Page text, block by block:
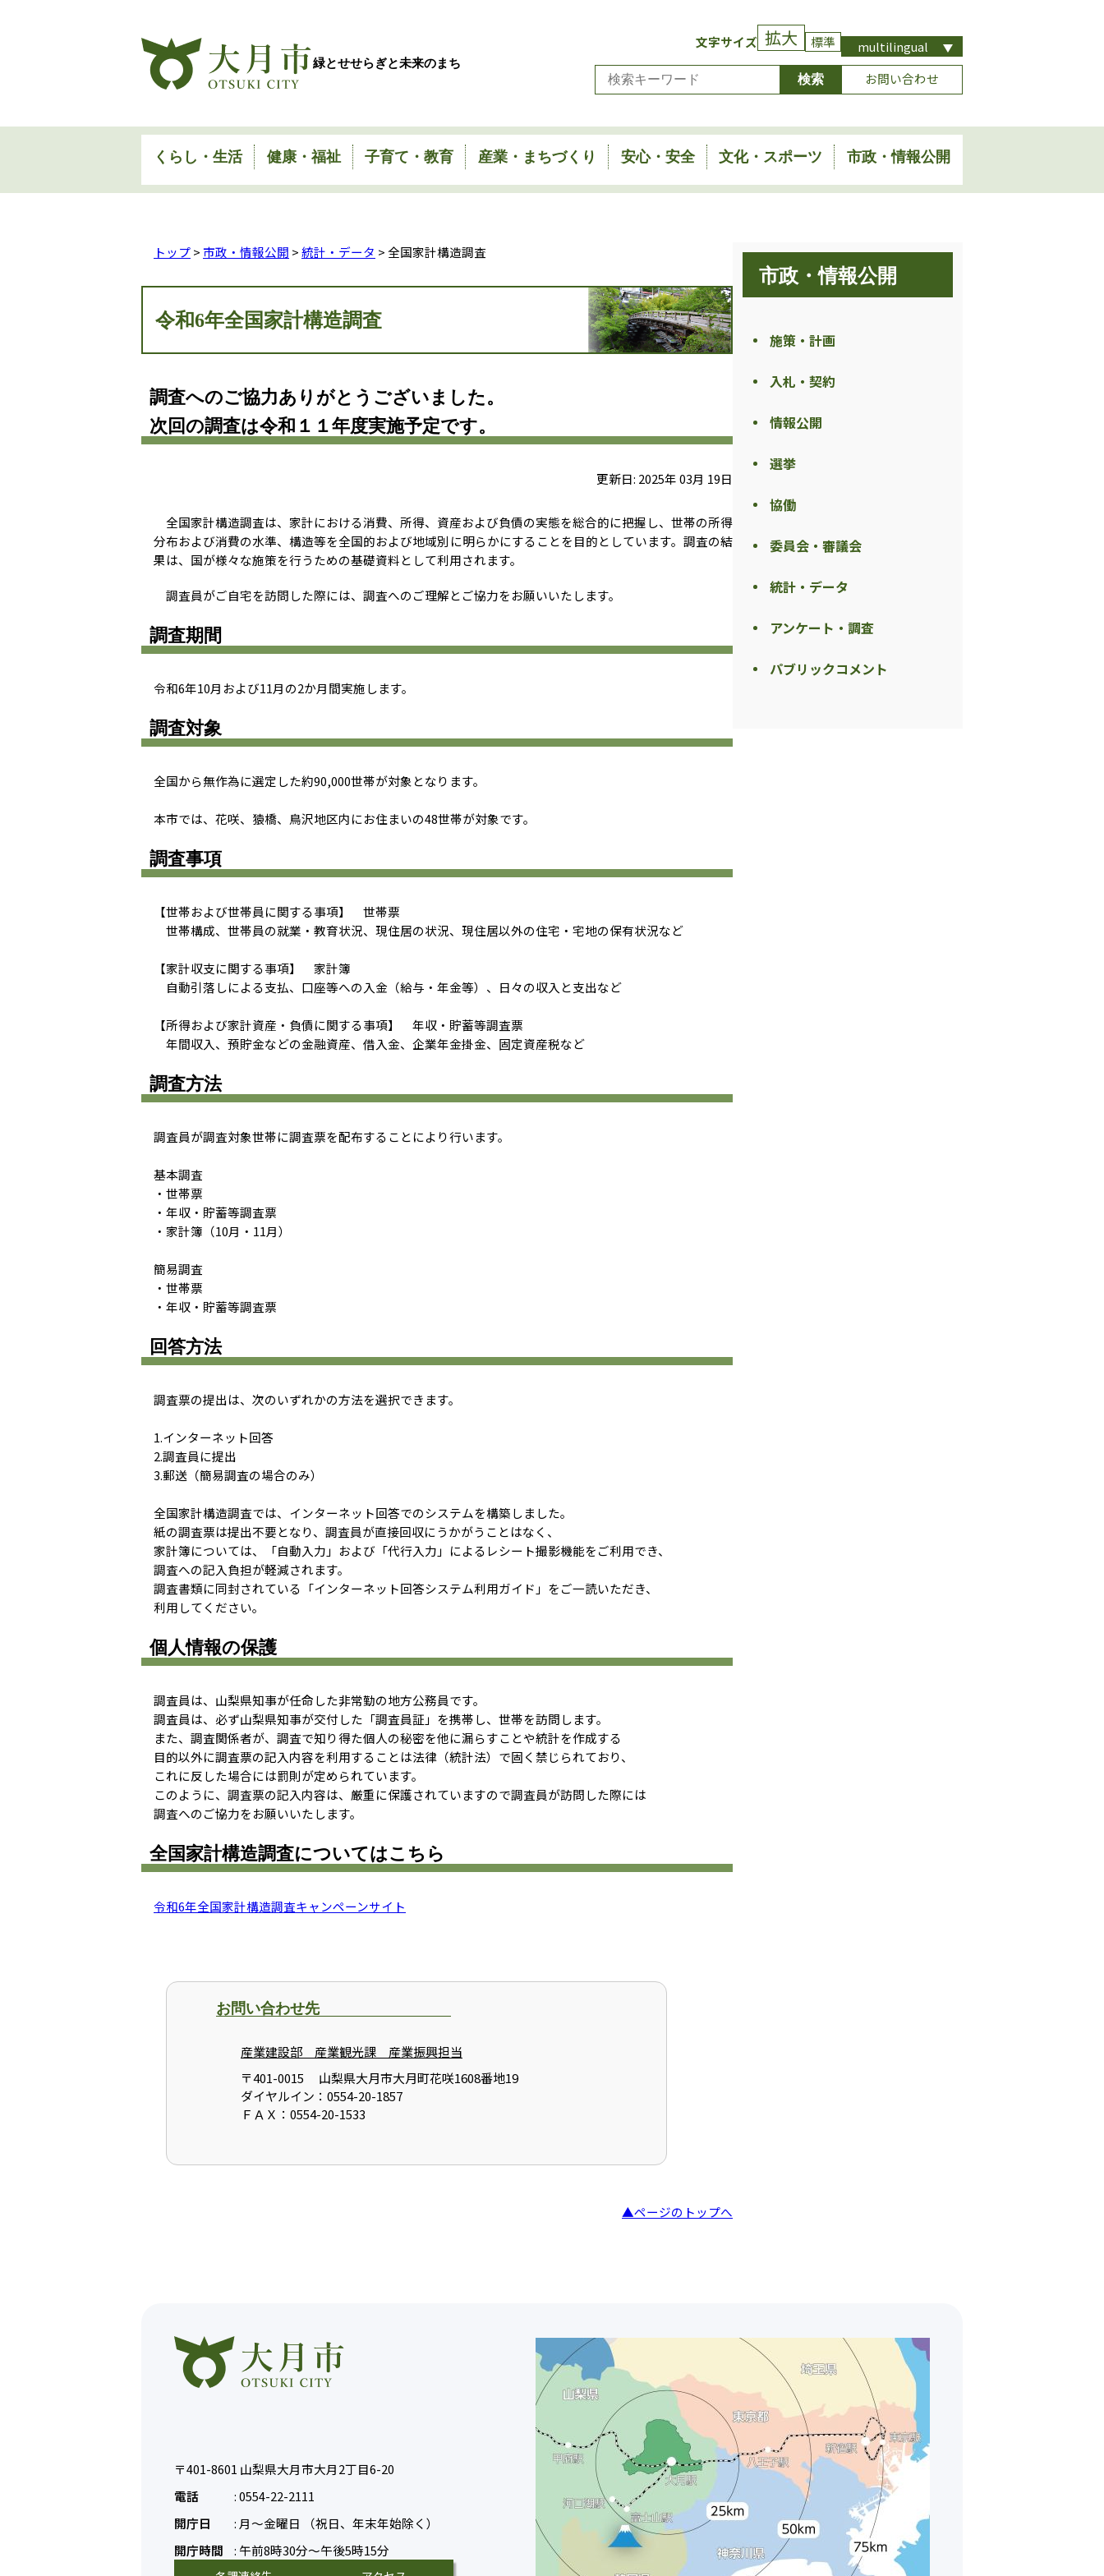
緑とせせらぎと未来のまち
文字サイズ 拡大 標準
multilingual
お問い合わせ
くらし・生活 健康・福祉 子育て・教育 産業・まちづくり 安心・安全 文化・スポーツ 市政・情報公開
トップ>市政・情報公開 >統計・データ > 全国家計構造調査
令和6年全国家計構造調査
調査へのご協力ありがとうございました。
次回の調査は令和１１年度実施予定です。
更新日: 2025年03月 19日
全国家計構造調査は、家計における消費、所得、資産および負債の実態を総合的に把握し、世帯の所得
分布および消費の水準、構造等を全国的および地域別に明らかにすることを目的としています。調査の結
果は、国が様々な施策を行うための基礎資料として利用されます。
調査員がご自宅を訪問した際には、調査へのご理解とご協力をお願いいたします。
調査期間
令和6年10月および11月の2か月間実施します。
調査対象
全国から無作為に選定した約90,000世帯が対象となります。
本市では、花咲、猿橋、鳥沢地区内にお住まいの48世帯が対象です。
調査事項
【世帯および世帯員に関する事項】 世帯票
世帯構成、世帯員の就業・教育状況、現住居の状況、現住居以外の住宅・宅地の保有状況など
【家計収支に関する事項】 家計簿
自動引落しによる支払、口座等への入金（給与・年金等）、日々の収入と支出など
【所得および家計資産・負債に関する事項】 年収・貯蓄等調査票
年間収入、預貯金などの金融資産、借入金、企業年金掛金、固定資産税など
調査方法
調査員が調査対象世帯に調査票を配布することにより行います。
基本調査
・世帯票
・年収・貯蓄等調査票
・家計簿（10月・11月）
簡易調査
・世帯票
・年収・貯蓄等調査票
回答方法
調査票の提出は、次のいずれかの方法を選択できます。
1.インターネット回答
2.調査員に提出
3.郵送（簡易調査の場合のみ）
全国家計構造調査では、インターネット回答でのシステムを構築しました。
紙の調査票は提出不要となり、調査員が直接回収にうかがうことはなく、
家計簿については、「自動入力」および「代行入力」によるレシート撮影機能をご利用でき、
調査への記入負担が軽減されます。
調査書類に同封されている「インターネット回答システム利用ガイド」をご一読いただき、
利用してください。
個人情報の保護
調査員は、山梨県知事が任命した非常勤の地方公務員です。
調査員は、必ず山梨県知事が交付した「調査員証」を携帯し、世帯を訪問します。
また、調査関係者が、調査で知り得た個人の秘密を他に漏らすことや統計を作成する
目的以外に調査票の記入内容を利用することは法律（統計法）で固く禁じられており、
これに反した場合には罰則が定められています。
このように、調査票の記入内容は、厳重に保護されていますので調査員が訪問した際には
調査へのご協力をお願いいたします。
全国家計構造調査についてはこちら
令和6年全国家計構造調査キャンペーンサイト
お問い合わせ先
産業建設部 産業観光課 産業振興担当
〒401-0015 山梨県大月市大月町花咲1608番地19
ダイヤルイン：0554-20-1857
ＦＡＸ：0554-20-1533
▲ページのトップへ
市政・情報公開
施策・計画
入札・契約
情報公開
選挙
協働
委員会・審議会
統計・データ
アンケート・調査
パブリックコメント
〒401-8601 山梨県大月市大月2丁目6-20
電話
:0554-22-2111
開庁日
: 月～金曜日
（祝日、年末年始除く）
開庁時間
:午前8時30分～午後5時15分